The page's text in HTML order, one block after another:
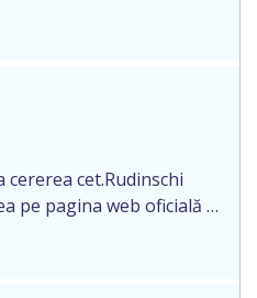
actului notarial:
autentificat de
cet.Rudinschi
pe pagina web oficială a
notarial cu următorul